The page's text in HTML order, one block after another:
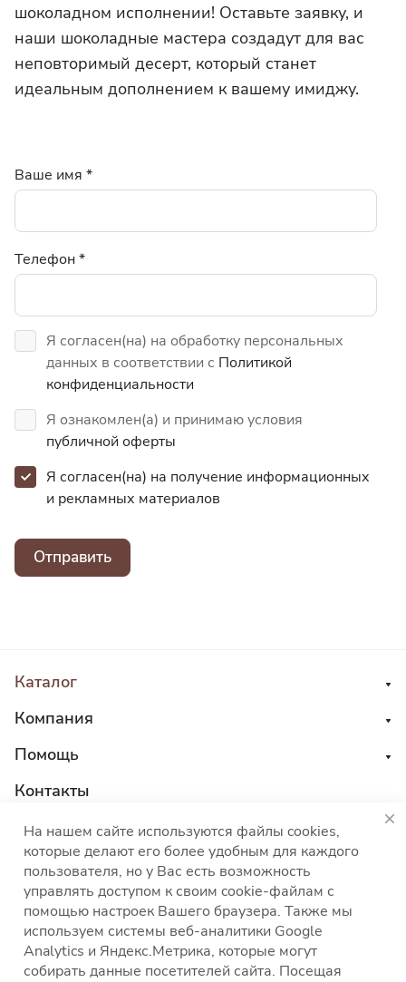
шоколадном исполнении! Оставьте заявку, и
наши шоколадные мастера создадут для вас
неповторимый десерт, который станет
идеальным дополнением к вашему имиджу.
Ваше имя *
Телефон*
Я согласен(на) на обработку персональных
данных в соответствии с Политикой
конфиденциальности
Я ознакомлен(а) и принимаю условия
публичной оферты
Я согласен(на) на получение информационных
и рекламных материалов
Отправить
Каталог
Компания
Помощь
Контакты
8 800 555 45 04
sales@choco-corp.com
На нашем сайте используются файлы cookies,
которые делают его более удобным для каждого
пользователя, но у Вас есть возможность
управлять доступом к своим cookie-файлам с
помощью настроек Вашего браузера. Также мы
используем системы веб-аналитики Google
Analytics и Яндекс.Метрика, которые могут
собирать данные посетителей сайта. Посещая